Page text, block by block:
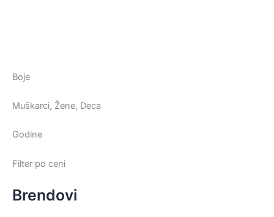
Boje
Muškarci, Žene, Deca
Godine
Filter po ceni
Brendovi